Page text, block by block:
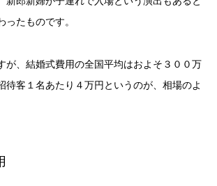
ったものです。
が、結婚式費用の全国平均はおよそ３００万
待客１名あたり４万円というのが、相場のよ